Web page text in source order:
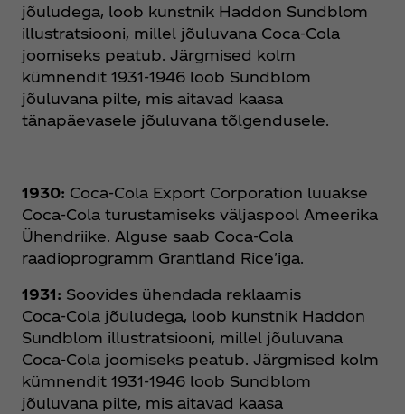
jõuludega, loob kunstnik Haddon Sundblom
illustratsiooni, millel jõuluvana Coca‑Cola
joomiseks peatub. Järgmised kolm
kümnendit 1931-1946 loob Sundblom
jõuluvana pilte, mis aitavad kaasa
tänapäevasele jõuluvana tõlgendusele.
1930: Coca‑Cola Export Corporation luuakse
Coca‑Cola turustamiseks väljaspool Ameerika
Ühendriike. Alguse saab Coca‑Cola
raadioprogramm Grantland Rice'iga.
1931: Soovides ühendada reklaamis
Coca‑Cola jõuludega, loob kunstnik Haddon
Sundblom illustratsiooni, millel jõuluvana
Coca‑Cola joomiseks peatub. Järgmised kolm
kümnendit 1931-1946 loob Sundblom
jõuluvana pilte, mis aitavad kaasa